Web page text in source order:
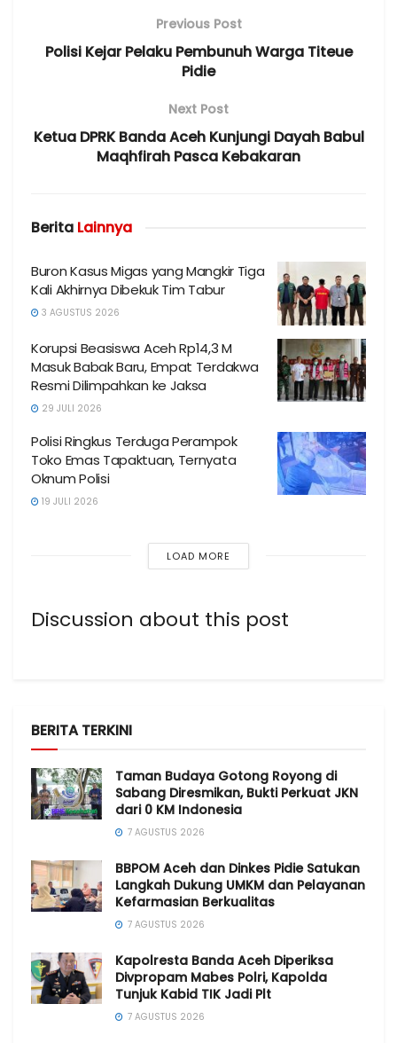
Previous Post
Polisi Kejar Pelaku Pembunuh Warga Titeue
Pidie
Next Post
Ketua DPRK Banda Aceh Kunjungi Dayah Babul
Maqhfirah Pasca Kebakaran
Berita Lainnya
Buron Kasus Migas yang Mangkir Tiga
Kali Akhirnya Dibekuk Tim Tabur
3 AGUSTUS 2026
Korupsi Beasiswa Aceh Rp14,3 M
Masuk Babak Baru, Empat Terdakwa
Resmi Dilimpahkan ke Jaksa
29 JULI 2026
Polisi Ringkus Terduga Perampok
Toko Emas Tapaktuan, Ternyata
Oknum Polisi
19 JULI 2026
LOAD MORE
Discussion about this post
BERITA TERKINI
Taman Budaya Gotong Royong di
Sabang Diresmikan, Bukti Perkuat JKN
dari 0 KM Indonesia
7 AGUSTUS 2026
BBPOM Aceh dan Dinkes Pidie Satukan
Langkah Dukung UMKM dan Pelayanan
Kefarmasian Berkualitas
7 AGUSTUS 2026
Kapolresta Banda Aceh Diperiksa
Divpropam Mabes Polri, Kapolda
Tunjuk Kabid TIK Jadi Plt
7 AGUSTUS 2026